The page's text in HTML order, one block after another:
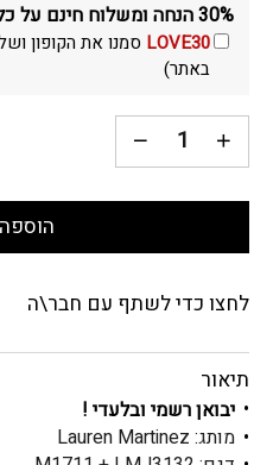
30% הנחה ומשלוח חינם על כל הסטים באתר!
LOVE30 סמנו את הקופון
באתר)
לחצו כדי לשתף עם חבר\ה
תיאור
יבואן רשמי ובלעדי !
מותג: Lauren Martinez